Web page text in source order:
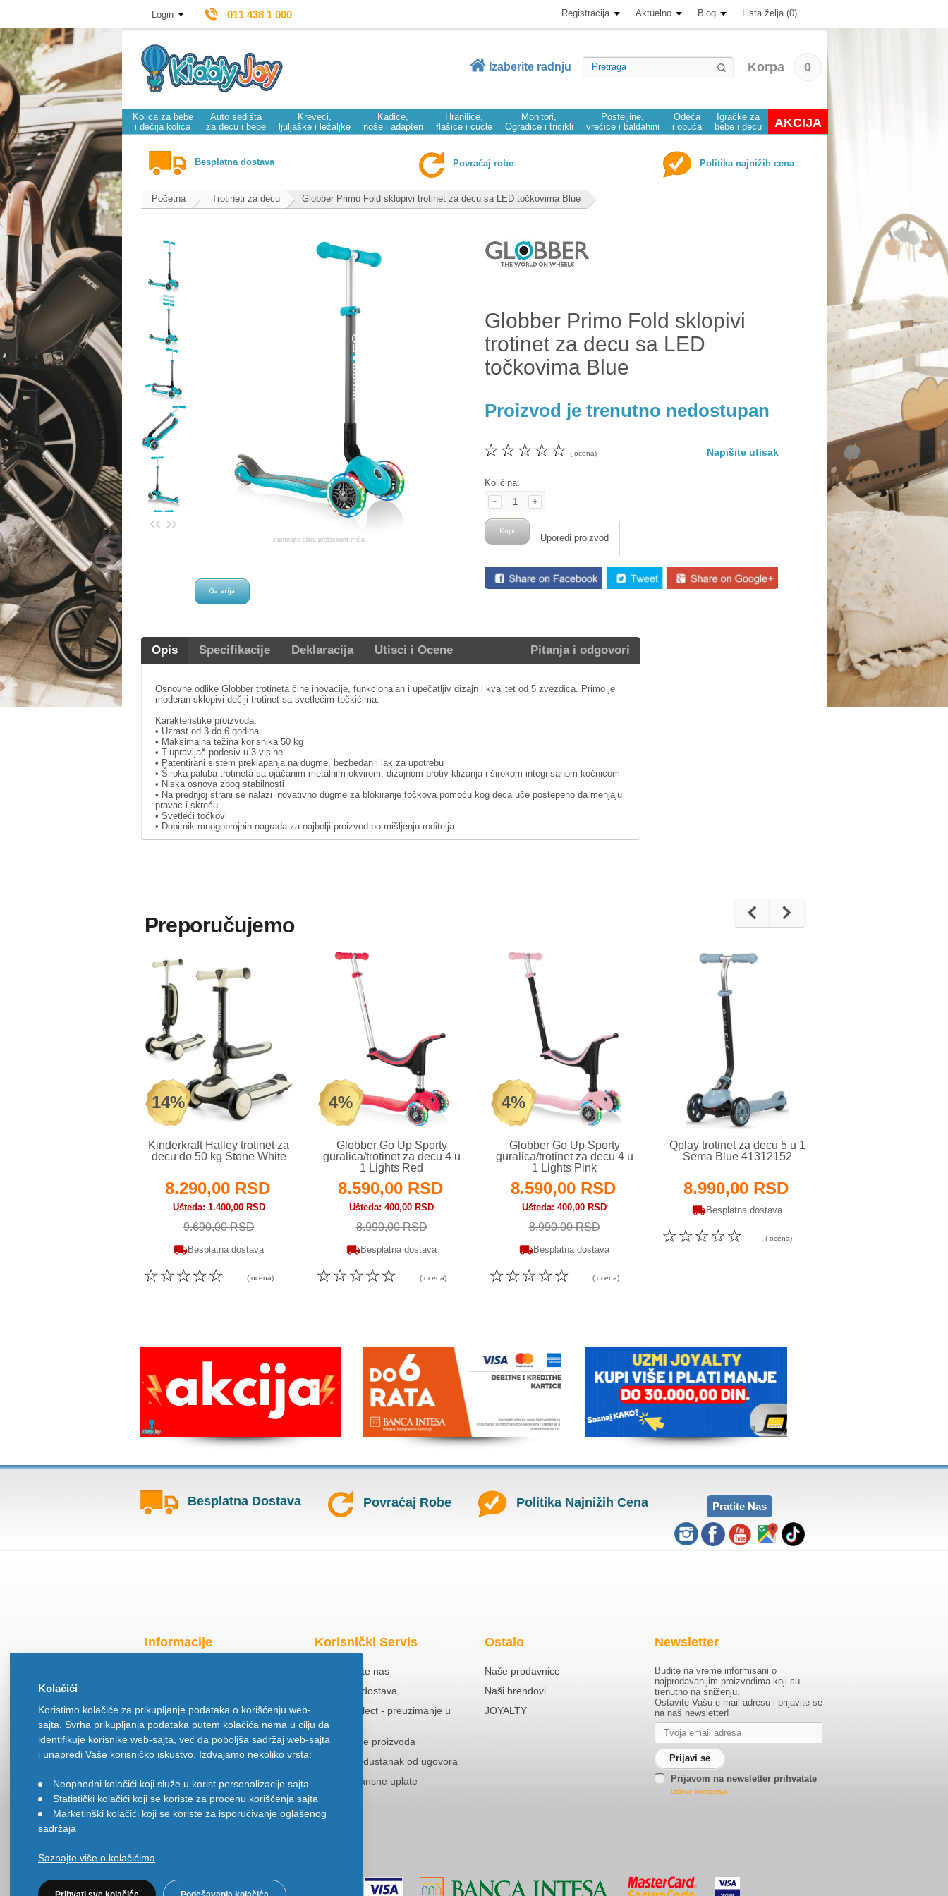
Login 011 438 1 000 Registracija Aktuelno Blog Lista želja (0)
Izaberite radnju Korpa 0
Kolica za bebe
i dečija kolica
Auto sedišta
za decu i bebe
Kreveci,
ljuljaške i ležaljke
Kadice,
noše i adapteri
Hranilice,
flašice i cucle
Monitori,
Ogradice i tricikli
Posteljine,
vrećice i baldahini
Odeća
i obuća
Igračke za
bebe i decu
AKCIJA
Besplatna dostava Povraćaj robe Politika najnižih cena
Početna Trotineti za decu Globber Primo Fold sklopivi trotinet za decu sa LED točkovima Blue
‹‹ ››
Globber Primo Fold sklopivi
trotinet za decu sa LED
točkovima Blue
Proizvod je trenutno nedostupan
☆
☆
☆
☆
☆ ( ocena) Napišite utisak
Količina:
Uporedi proizvod
Opis Specifikacije Deklaracija Utisci i Ocene Pitanja i odgovori
Osnovne odlike Globber trotineta čine inovacije, funkcionalan i upečatljiv dizajn i kvalitet od 5 zvezdica. Primo je
moderan sklopivi dečiji trotinet sa svetlećim točkićima.
Karakteristike proizvoda:
• Uzrast od 3 do 6 godina
• Maksimalna težina korisnika 50 kg
• T-upravljač podesiv u 3 visine
• Patentirani sistem preklapanja na dugme, bezbedan i lak za upotrebu
• Široka paluba trotineta sa ojačanim metalnim okvirom, dizajnom protiv klizanja i širokom integrisanom kočnicom
• Niska osnova zbog stabilnosti
• Na prednjoj strani se nalazi inovativno dugme za blokiranje točkova pomoću kog deca uče postepeno da menjaju
pravac i skreću
• Svetleći točkovi
• Dobitnik mnogobrojnih nagrada za najbolji proizvod po mišljenju roditelja
Preporučujemo
14%
Kinderkraft Halley trotinet za
decu do 50 kg Stone White
8.290,00 RSD
Ušteda 1.400,00 RSD
9.690,00 RSD
Besplatna dostava
☆
☆
☆
☆
☆ ( ocena)
4%
Globber Go Up Sporty
guralica/trotinet za decu 4 u
1 Lights Red
8.590,00 RSD
Ušteda 400,00 RSD
8.990,00 RSD
Besplatna dostava
☆
☆
☆
☆
☆ ( ocena)
4%
Globber Go Up Sporty
guralica/trotinet za decu 4 u
1 Lights Pink
8.590,00 RSD
Ušteda 400,00 RSD
8.990,00 RSD
Besplatna dostava
☆
☆
☆
☆
☆ ( ocena)
Qplay trotinet za decu 5 u 1
Sema Blue 41312152
8.990,00 RSD
Besplatna dostava
☆
☆
☆
☆
☆ ( ocena)
Besplatna Dostava Povraćaj Robe Politika Najnižih Cena Pratite Nas
Informacije
Način isporuke
Načini plaćanja
Politika privatnosti
Uslovi korišćenja
Ugovor na daljinu
Korisnički Servis
Kontaktirajte nas
Besplatna dostava
Click & Collect - preuzimanje u
prodavnici
Reklamacije proizvoda
Pravo na odustanak od ugovora
Politika Avansne uplate
Ostalo
Naše prodavnice
Naši brendovi
JOYALTY
Newsletter
Budite na vreme informisani o
najprodavanijim proizvodima koji su
trenutno na sniženju.
Ostavite Vašu e-mail adresu i prijavite se
na naš newsletter!
Prijavom na newsletter prihvatate
Uslove korišćenja
Kolačići
Koristimo kolačiće za prikupljanje podataka o korišćenju web-
sajta. Svrha prikupljanja podataka putem kolačića nema u cilju da
identifikuje korisnike web-sajta, već da poboljša sadržaj web-sajta
i unapredi Vaše korisničko iskustvo. Izdvajamo nekoliko vrsta:
•
Neophodni kolačići koji služe u korist personalizacije sajta
•
Statistički kolačići koji se koriste za procenu korišćenja sajta
•
Marketinški kolačići koji se koriste za isporučivanje oglašenog
sadržaja
Saznajte više o kolačićima